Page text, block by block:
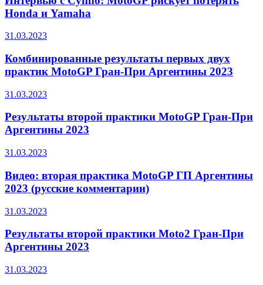
Honda и Yamaha
31.03.2023
Комбинированные результаты первых двух
практик MotoGP Гран-При Аргентины 2023
31.03.2023
Результаты второй практики MotoGP Гран-При
Аргентины 2023
31.03.2023
Видео: вторая практика MotoGP ГП Аргентины
2023 (русские комментарии)
31.03.2023
Результаты второй практики Moto2 Гран-При
Аргентины 2023
31.03.2023